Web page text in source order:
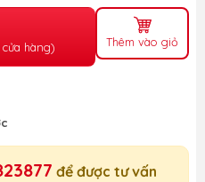
hàng) Thêm vào giỏ
để được tư vấn